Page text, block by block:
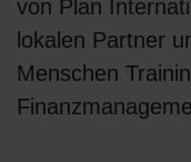
von Plan
lokalen Partner
Menschen